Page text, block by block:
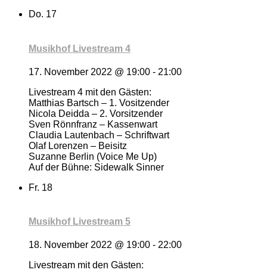
Do. 17
Musikhof Livestream 4
17. November 2022 @ 19:00 - 21:00
Livestream 4 mit den Gästen:
Matthias Bartsch – 1. Vositzender
Nicola Deidda – 2. Vorsitzender
Sven Rönnfranz – Kassenwart
Claudia Lautenbach – Schriftwart
Olaf Lorenzen – Beisitz
Suzanne Berlin (Voice Me Up)
Auf der Bühne: Sidewalk Sinner
Fr. 18
Musikhof Livestream 5
18. November 2022 @ 19:00 - 22:00
Livestream mit den Gästen: